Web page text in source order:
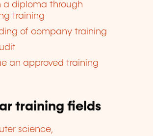
a diploma through
training
of company training
an approved training
training fields
science,